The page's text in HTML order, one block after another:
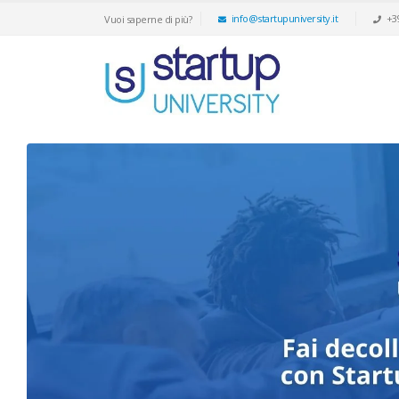
Vuoi saperne di più? info@startupuniversity.it